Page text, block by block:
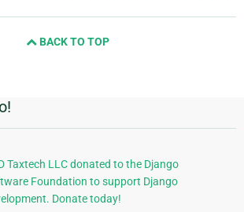
BACK TO TOP
Taxtech LLC donated to the Django
Foundation to support Django
Donate today!